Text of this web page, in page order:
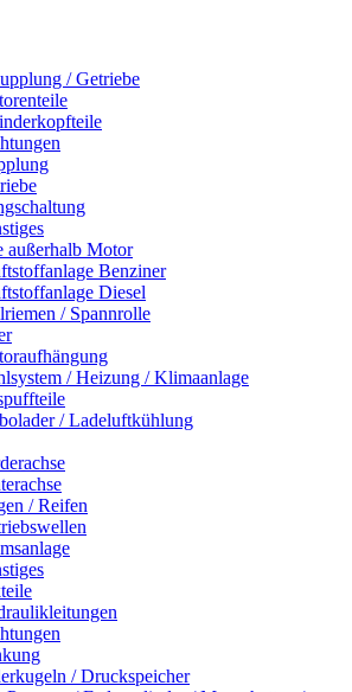
/ Getriebe
außerhalb Motor
Benziner
Diesel
/ Spannrolle
/ Heizung / Klimaanlage
/ Ladeluftkühlung
/ Reifen
/ Druckspeicher